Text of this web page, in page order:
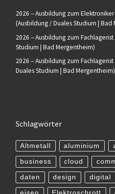
2026 – Ausbildung zum
(Ausbildung / Duales Studium | Bad
2026 – Ausbildung zum
Studium | Bad Mergentheim)
2026 – Ausbildung zum
Duales Studium | Bad Mergentheim)
Schlagwörter
Altmetall aluminium
business cloud
daten design digital